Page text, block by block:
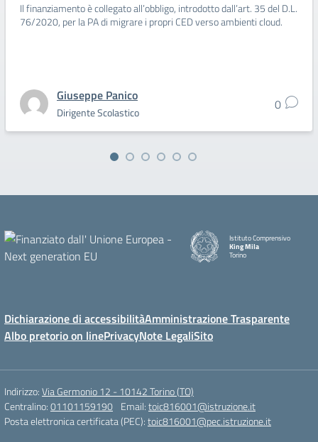
Il finanziamento è collegato all’obbligo, introdotto dall’art. 35 del D.L.
76/2020, per la PA di migrare i propri CED verso ambienti cloud.
Giuseppe Panico
Dirigente Scolastico 0
Istituto Comprensivo
King Mila
Torino
Dichiarazione di accessibilitàAmministrazione Trasparente
Albo pretorio on linePrivacyNote LegaliSito
Indirizzo:Via Germonio 12 - 10142 Torino (TO)
Centralino:01101159190 Email:toic816001@istruzione.it
Posta elettronica certificata (PEC):toic816001@pec.istruzione.it